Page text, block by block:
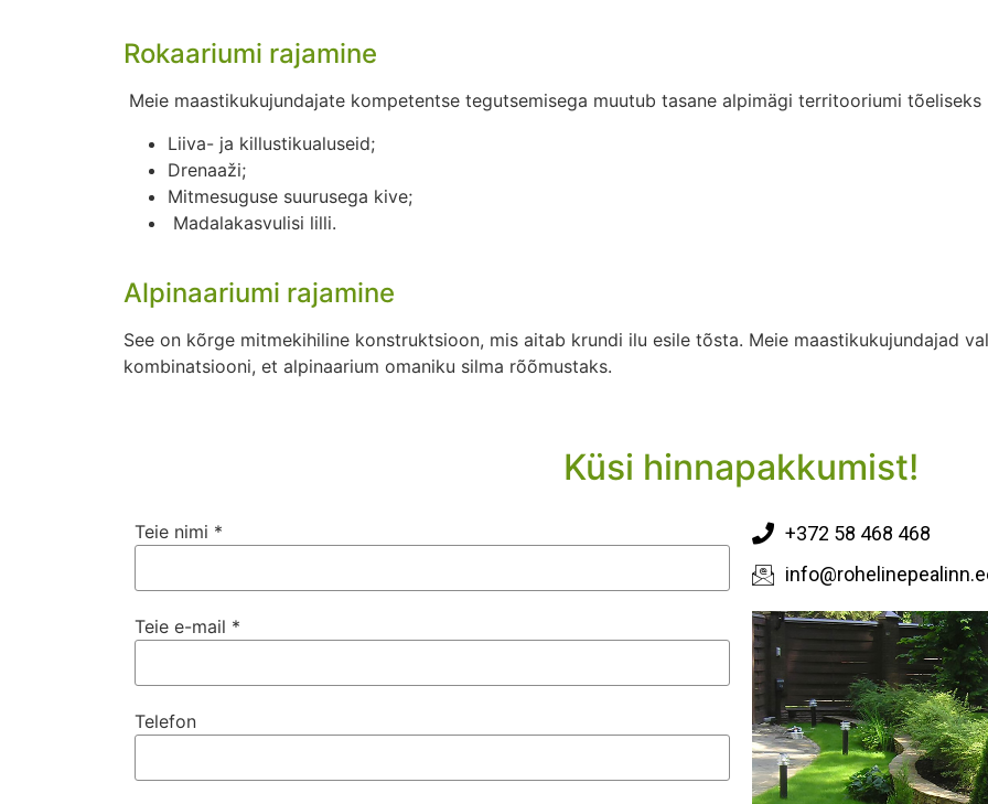
Rokaariumi rajamine
Meie maastikukujundajate kompetentse tegutsemisega muutub tasane alpimägi territooriumi
Liiva- ja killustikualuseid;
Drenaaži;
Mitmesuguse suurusega kive;
Madalakasvulisi lilli.
Alpinaariumi rajamine
See on kõrge mitmekihiline konstruktsioon, mis aitab krundi ilu esile tõsta. Meie maastikukujundajad
kombinatsiooni, et alpinaarium omaniku silma rõõmustaks.
Küsi hinnapakkumist!
Teie nimi *
Teie e-mail *
Telefon
+372 58 468 468